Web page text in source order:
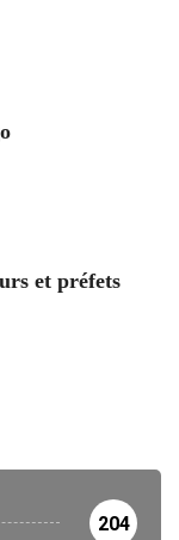
et préfets
204